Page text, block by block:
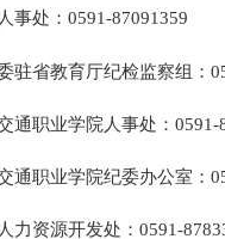
处：0591-87091359
省教育厅纪检监察组：
职业学院人事处：0591-
职业学院纪委办公室：
资源开发处：0591-